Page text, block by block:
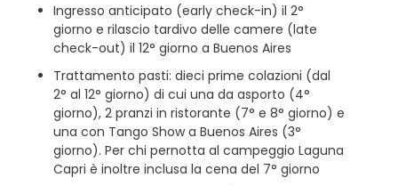
Ingresso anticipato (early check-in) il 2°
giorno e rilascio tardivo delle camere (late
check-out) il 12° giorno a Buenos Aires
Trattamento pasti: dieci prime colazioni (dal
2° al 12° giorno) di cui una da asporto (4°
giorno), 2 pranzi in ristorante (7° e 8° giorno) e
una con Tango Show a Buenos Aires (3°
giorno). Per chi pernotta al campeggio Laguna
Capri è inoltre inclusa la cena del 7° giorno